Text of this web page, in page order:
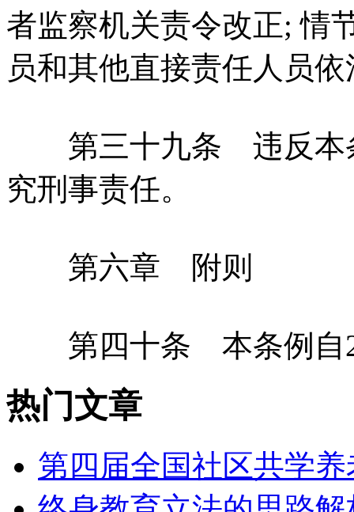
者监察机关责令改正; 情
员和其他直接责任人员
第三十九条 违反本条
究刑事责任。
第六章 附则
第四十条 本条例自
热门文章
第四届全国社区共学